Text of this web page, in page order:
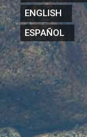
ENGLISH
ESPAÑOL